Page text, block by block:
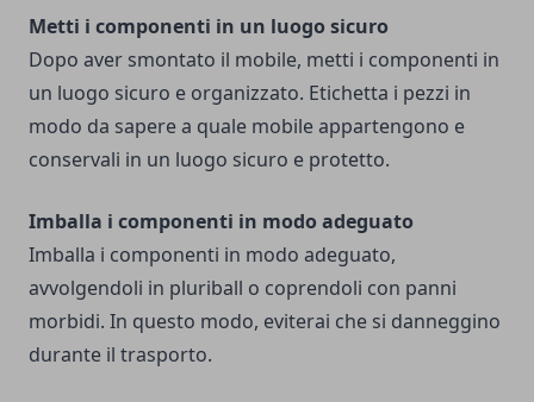
Metti i componenti in un luogo sicuro
Dopo aver smontato il mobile, metti i componenti in
un luogo sicuro e organizzato. Etichetta i pezzi in
modo da sapere a quale mobile appartengono e
conservali in un luogo sicuro e protetto.
Imballa i componenti in modo adeguato
Imballa i componenti in modo adeguato,
avvolgendoli in pluriball o coprendoli con panni
morbidi. In questo modo, eviterai che si danneggino
durante il trasporto.